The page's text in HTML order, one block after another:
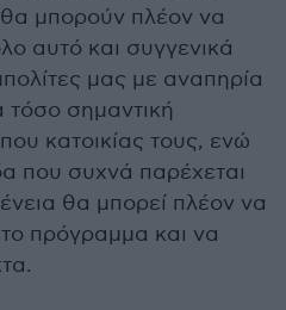
μπορούν πλέον να
αυτό και συγγενικά
μας με αναπηρία
τόσο σημαντική
κατοικίας τους, ενώ
που συχνά παρέχεται
θα μπορεί πλέον να
πρόγραμμα και να